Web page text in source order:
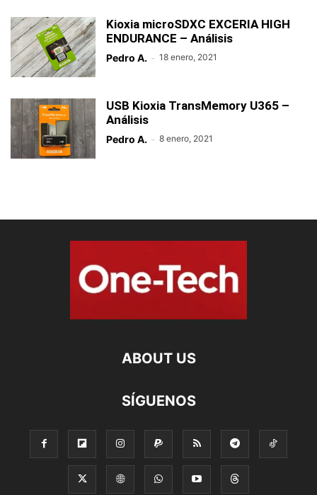
Kioxia microSDXC EXCERIA HIGH
ENDURANCE – Análisis
Pedro A. - 18 enero, 2021
USB Kioxia TransMemory U365 –
Análisis
Pedro A. - 8 enero, 2021
ABOUT US
SÍGUENOS